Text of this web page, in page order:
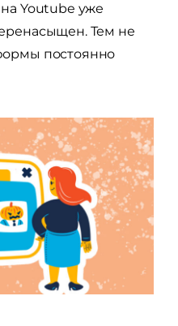
Youtube уже
Тем не
постоянно